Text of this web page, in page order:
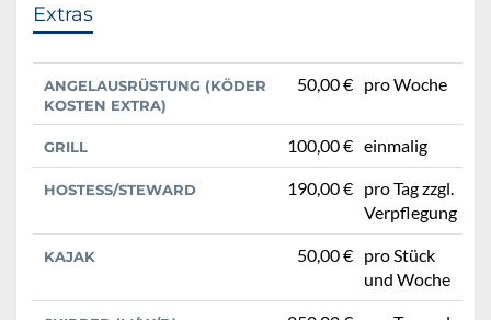
Extras
ANGELAUSRÜSTUNG (KÖDER
KOSTEN EXTRA)
50,00 € pro Woche
GRILL 100,00 € einmalig
HOSTESS/STEWARD 190,00 € pro Tag zzgl.
Verpflegung
KAJAK 50,00 € pro Stück
und Woche